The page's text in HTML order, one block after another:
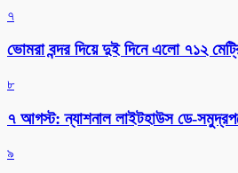
৭
ভোমরা বন্দর দিয়ে দুই দিনে এলো ৭১২
৮
৭ আগস্ট: ন্যাশনাল লাইটহাউস ডে-
৯